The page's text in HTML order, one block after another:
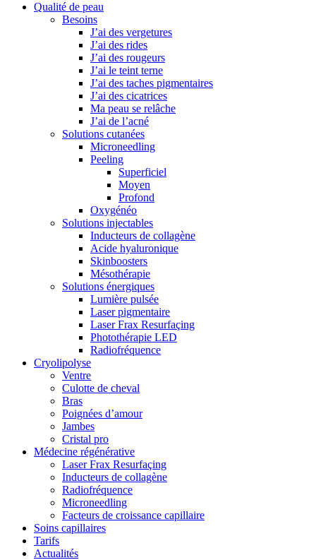
Qualité de peau
Besoins
J’ai des vergetures
J’ai des rides
J’ai des rougeurs
J’ai le teint terne
J’ai des taches pigmentaires
J’ai des cicatrices
Ma peau se relâche
J’ai de l’acné
Solutions cutanées
Microneedling
Peeling
Superficiel
Moyen
Profond
Oxygénéo
Solutions injectables
Inducteurs de collagène
Acide hyaluronique
Skinboosters
Mésothérapie
Solutions énergiques
Lumière pulsée
Laser pigmentaire
Laser Frax Resurfaçing
Photothérapie LED
Radiofréquence
Cryolipolyse
Ventre
Culotte de cheval
Bras
Poignées d’amour
Jambes
Cristal pro
Médecine régénérative
Laser Frax Resurfaçing
Inducteurs de collagène
Radiofréquence
Microneedling
Facteurs de croissance capillaire
Soins capillaires
Tarifs
Actualités